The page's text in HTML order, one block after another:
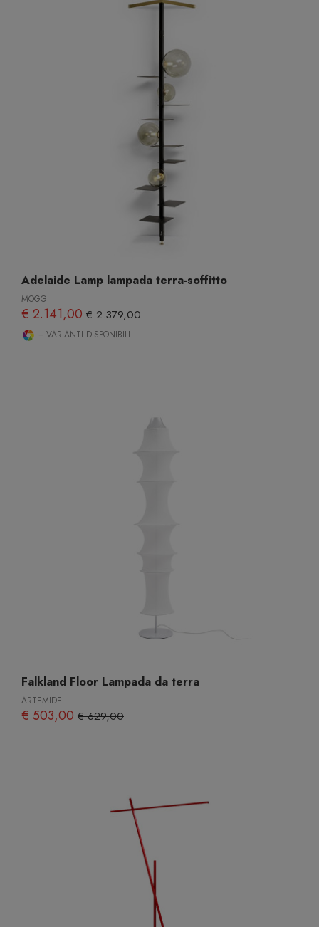
Adelaide Lamp lampada terra-soffitto
MOGG
€ 2.141,00 € 2.379,00
+ VARIANTI DISPONIBILI
Falkland Floor Lampada da terra
ARTEMIDE
€ 503,00 € 629,00